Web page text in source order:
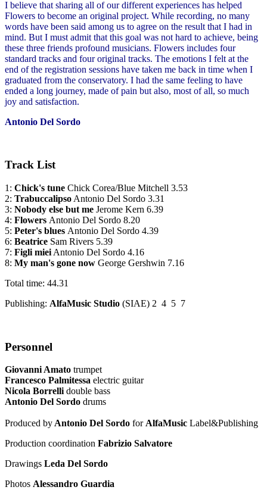
I believe that sharing all of our different experiences has helped
Flowers to become an original project. While recording, no many
words have been said among us to agree on the result that I had in
mind. But I must admit that this goal was not hard to achieve, being
these three friends profound musicians. Flowers includes four
standard tracks and four original tracks. The emotions I felt at the
end of the registration sessions have taken me back in time when I
graduated from the conservatory. I had the same feeling to have
ended a long journey, made of pain but also, most of all, so much
joy and satisfaction.
Antonio Del Sordo
Track List
1: Chick's tune Chick Corea/Blue Mitchell 3.53
2: Trabuccalipso Antonio Del Sordo 3.31
3: Nobody else but me Jerome Kern 6.39
4: Flowers Antonio Del Sordo 8.20
5: Peter's blues Antonio Del Sordo 4.39
6: Beatrice Sam Rivers 5.39
7: Figli miei Antonio Del Sordo 4.16
8: My man's gone now George Gershwin 7.16
Total time: 44.31
Publishing: AlfaMusic Studio (SIAE) 2 4 5 7
Personnel
Giovanni Amato trumpet
Francesco Palmitessa electric guitar
Nicola Borrellidouble bass
Antonio Del Sordo drums
Produced byAntonio Del Sordo forAlfaMusic Label&Publishing
Production coordination Fabrizio Salvatore
Drawings Leda Del Sordo
Photos Alessandro Guardia